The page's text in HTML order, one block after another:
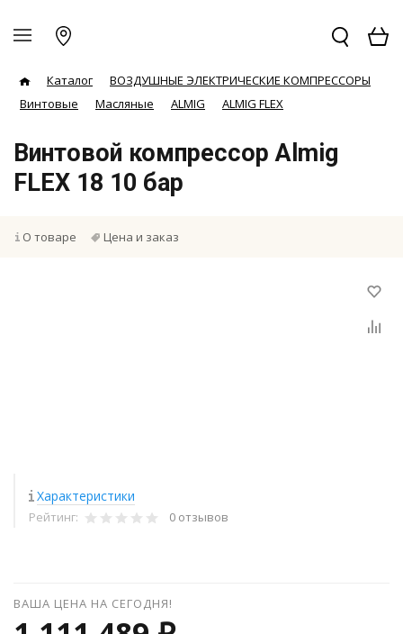
Каталог
ВОЗДУШНЫЕ ЭЛЕКТРИЧЕСКИЕ КОМПРЕССОРЫ
Винтовые
Масляные ALMIG ALMIG FLEX
Винтовой компрессор Almig
FLEX 18 10 бар
О товаре Цена и заказ
Характеристики
Рейтинг: 0 отзывов
ВАША ЦЕНА НА СЕГОДНЯ!